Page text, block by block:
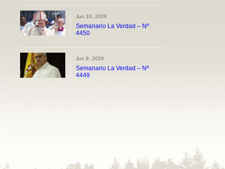
Jun 16, 2026
Semanario La Verdad – Nº
4450
Jun 9, 2026
Semanario La Verdad – Nº
4449